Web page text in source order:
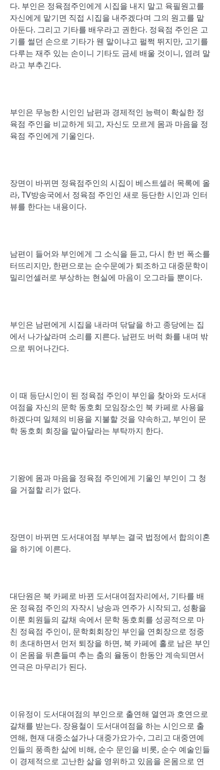
다. 부인은 정육점주인에게 시집을 내지 말고 육필원고를
자신에게 맡기면 직접 시집을 내주겠다며 그의 원고를 맡
아둔다. 그리고 기타를 배우라고 권한다. 정육점 주인은 고
기를 썰던 손으로 기타가 웬 말이냐고 펄쩍 뛰지만, 고기를
다루는 재주 있는 손이니 기타도 금세 배울 것이니, 염려 말
라고 부추긴다.
부인은 무능한 시인인 남편과 경제적인 능력이 확실한 정
육점 주인을 비교하게 되고, 자신도 모르게 몸과 마음을 정
육점 주인에게 기울인다.
장면이 바뀌면 정육점주인의 시집이 베스트셀러 목록에 올
라, TV방송국에서 정육점 주인인 새로 등단한 시인과 인터
뷰를 한다는 내용이다.
남편이 들어와 부인에게 그 소식을 듣고, 다시 한 번 폭소를
터뜨리지만, 한편으로는 순수문예가 퇴조하고 대중문학이
밀리언셀러로 부상하는 현실에 마음이 오그라들 뿐이다.
부인은 남편에게 시집을 내라며 닦달을 하고 종당에는 집
에서 나가살라며 소리를 지른다. 남편도 버럭 화를 내며 밖
으로 뛰어나간다.
이 때 등단시인이 된 정육점 주인이 부인을 찾아와 도서대
여점을 자신의 문학 동호회 모임장소인 북 카페로 사용을
하겠다며 일체의 비용을 지불할 것을 약속하고, 부인이 문
학 동호회 회장을 맡아달라는 부탁까지 한다.
기왕에 몸과 마음을 정육점 주인에게 기울인 부인이 그 청
을 거절할 리가 없다.
장면이 바뀌면 도서대여점 부부는 결국 법정에서 합의이혼
을 하기에 이른다.
대단원은 북 카페로 바뀐 도서대여점자리에서, 기타를 배
운 정육점 주인의 자작시 낭송과 연주가 시작되고, 성황을
이룬 회원들의 갈채 속에서 문학 동호회를 성공적으로 마
친 정육점 주인이, 문학회회장인 부인을 연회장으로 정중
히 초대하면서 먼저 퇴장을 하면, 북 카페에 홀로 남은 부인
이 온몸을 뒤흔들며 추는 춤의 율동이 한동안 계속되면서
연극은 마무리가 된다.
이유정이 도서대여점의 부인으로 출연해 열연과 호연으로
갈채를 받는다. 장용철이 도서대여점을 하는 시인으로 출
연해, 현재 대중소설가나 대중가요가수, 그리고 대중연예
인들의 풍족한 삶에 비해, 순수 문인을 비롯, 순수 예술인들
이 경제적으로 고난한 삶을 영위하고 있음을 온몸으로 연